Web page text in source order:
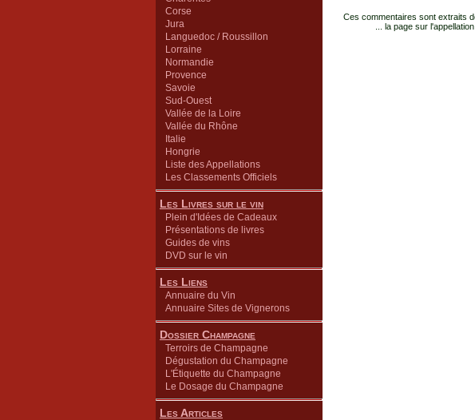
Corse
Jura
Languedoc / Roussillon
Lorraine
Normandie
Provence
Savoie
Sud-Ouest
Vallée de la Loire
Vallée du Rhône
Italie
Hongrie
Liste des Appellations
Les Classements Officiels
Les Livres sur le vin
Plein d'Idées de Cadeaux
Présentations de livres
Guides de vins
DVD sur le vin
Les Liens
Annuaire du Vin
Annuaire Sites de Vignerons
Dossier Champagne
Terroirs de Champagne
Dégustation du Champagne
L'Étiquette du Champagne
Le Dosage du Champagne
Les Articles
Ces commentaires sont extraits
... la page sur l'appellation